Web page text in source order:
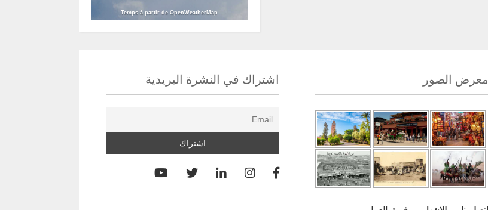
Temps à partir de OpenWeatherMap
معرض الصور اشتراك في النشرة البريدية